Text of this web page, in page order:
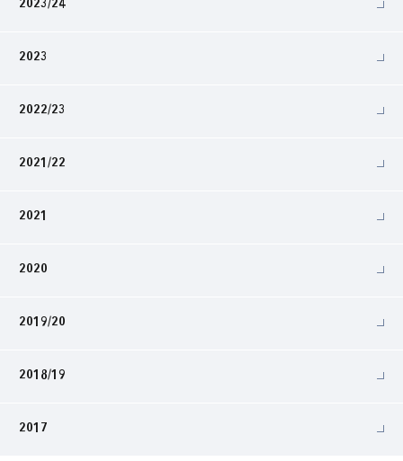
2023/24
2023
2022/23
2021/22
2021
2020
2019/20
2018/19
2017